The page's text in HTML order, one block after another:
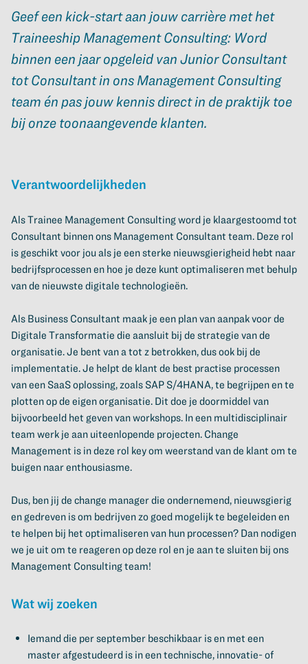
Geef een kick-start aan jouw carrière met het
Traineeship Management Consulting: Word
binnen een jaar opgeleid van Junior Consultant
tot Consultant in ons Management Consulting
team én pas jouw kennis direct in de praktijk toe
bij onze toonaangevende klanten.
Verantwoordelijkheden
Als Trainee Management Consulting word je klaargestoomd tot
Consultant binnen ons Management Consultant team. Deze rol
is geschikt voor jou als je een sterke nieuwsgierigheid hebt naar
bedrijfsprocessen en hoe je deze kunt optimaliseren met behulp
van de nieuwste digitale technologieën.
Als Business Consultant maak je een plan van aanpak voor de
Digitale Transformatie die aansluit bij de strategie van de
organisatie. Je bent van a tot z betrokken, dus ook bij de
implementatie. Je helpt de klant de best practise processen
van een SaaS oplossing, zoals SAP S/4HANA, te begrijpen en te
plotten op de eigen organisatie. Dit doe je doormiddel van
bijvoorbeeld het geven van workshops. In een multidisciplinair
team werk je aan uiteenlopende projecten. Change
Management is in deze rol key om weerstand van de klant om te
buigen naar enthousiasme.
Dus, ben jij de change manager die ondernemend, nieuwsgierig
en gedreven is om bedrijven zo goed mogelijk te begeleiden en
te helpen bij het optimaliseren van hun processen? Dan nodigen
we je uit om te reageren op deze rol en je aan te sluiten bij ons
Management Consulting team!
Wat wij zoeken
Iemand die per september beschikbaar is en met een
master afgestudeerd is in een technische, innovatie- of